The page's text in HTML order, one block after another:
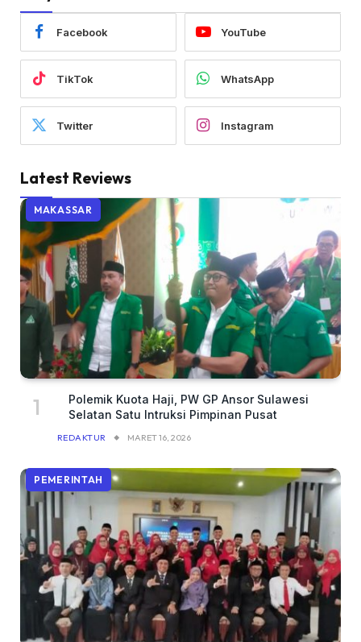
Facebook YouTube
TikTok WhatsApp
Twitter Instagram
Latest Reviews
MAKASSAR
Polemik Kuota Haji, PW GP Ansor Sulawesi
Selatan Satu Intruksi Pimpinan Pusat
REDAKTUR MARET 16, 2026
PEMERINTAH